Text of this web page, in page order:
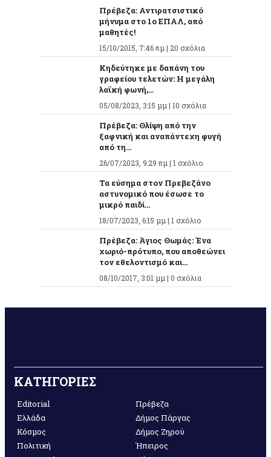
Πρέβεζα: Αντιρατσιστικό
μήνυμα στο 1ο ΕΠΑΛ, από
μαθητές!
15/10/2015, 7:46 πμ | 20 σχόλια
Κηδεύτηκε με δαπάνη του
γραφείου τελετών: Η μεγάλη
λαϊκή φωνή,...
05/08/2023, 3:15 μμ | 10 σχόλια
Πρέβεζα: Θλίψη από την
ξαφνική και αναπάντεχη φυγή
από τη...
26/07/2023, 9:29 πμ | 1 σχόλιο
Τα εύσημα στον Πρεβεζάνο
αστυνομικό που έσωσε το
μικρό παιδί...
18/07/2023, 6:15 μμ | 1 σχόλιο
Πρέβεζα: Άγιος Θωμάς: Ένα
χωριό-πρότυπο, που αποθεώνει
τον εθελοντισμό και...
08/10/2017, 3:01 μμ | 0 σχόλια
ΚΑΤΗΓΟΡΙΕΣ
Editorial
Ελλάδα
Κόσμος
Πολιτική
Πρέβεζα
Δήμος Πάργας
Δήμος Ζηρού
Ήπειρος